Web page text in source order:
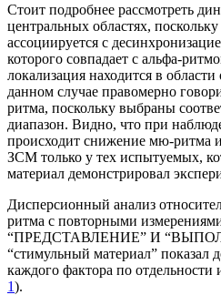
Стоит подробнее рассмотреть
центральных областях,
ассоциируется с
которого совпадает с альфа-
локализация находится в
данном случае правомерно
ритма, поскольку выбраны
диапазон. Видно, что при
происходит снижение мю-ритма
ЗСМ только у тех испытуемых,
материал демонстрировал
Дисперсионный анализ
ритма с повторными
“ПРЕДСТАВЛЕНИЕ” И
“стимульный материал” показал
каждого фактора по отдельности
1).